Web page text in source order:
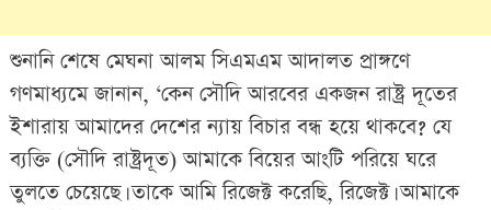
শুনানি শেষে মেঘনা আলম সিএমএম আদালত প্রাঙ্গণে
গণমাধ্যমে জানান, ‘কেন সৌদি আরবের একজন রাষ্ট্র দূতের
ইশারায় আমাদের দেশের ন্যায় বিচার বন্ধ হয়ে থাকবে? যে
ব্যক্তি (সৌদি রাষ্ট্রদূত) আমাকে বিয়ের আংটি পরিয়ে ঘরে
তুলতে চেয়েছে। তাকে আমি রিজেক্ট করেছি, রিজেক্ট। আমাকে